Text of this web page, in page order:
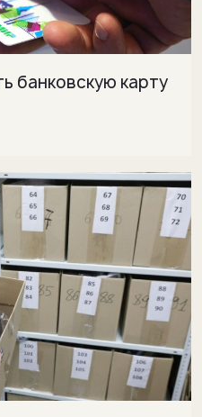
банковскую карту